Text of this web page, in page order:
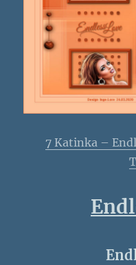
7 Katinka –